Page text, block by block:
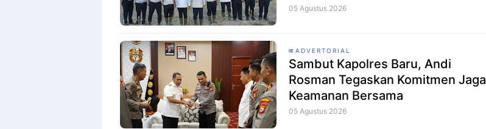
05 Agustus 2026
ADVERTORIAL
Sambut Kapolres Baru, Andi
Rosman Tegaskan Komitmen Jaga
Keamanan Bersama
05 Agustus 2026